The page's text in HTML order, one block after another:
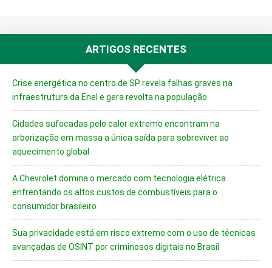
ARTIGOS RECENTES
Crise energética no centro de SP revela falhas graves na
infraestrutura da Enel e gera revolta na população
Cidades sufocadas pelo calor extremo encontram na
arborização em massa a única saída para sobreviver ao
aquecimento global
A Chevrolet domina o mercado com tecnologia elétrica
enfrentando os altos custos de combustíveis para o
consumidor brasileiro
Sua privacidade está em risco extremo com o uso de técnicas
avançadas de OSINT por criminosos digitais no Brasil